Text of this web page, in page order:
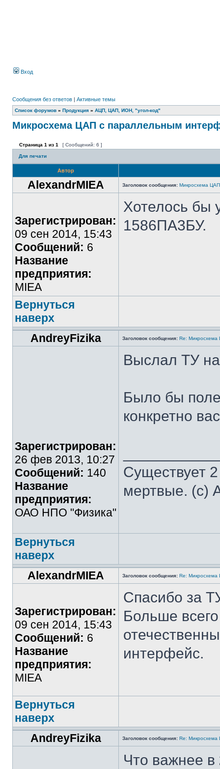
Вход
Сообщения без ответов | Активные темы
Список форумов » Продукция » АЦП, ЦАП, ИОН, "угол-код"
Микросхема ЦАП с параллельным
Страница 1 из 1 [ Сообщений: 6 ]
Для печати
Автор
AlexandrMIEA Заголовок сообщения: Микросхема
Зарегистрирован:
09 сен 2014, 15:43
Сообщений: 6
Название
предприятия:
MIEA
Хотелось бы
1586ПА3БУ.
Вернуться
наверх
AndreyFizika
Заголовок сообщения: Re:
Зарегистрирован:
26 фев 2013, 10:27
Сообщений: 140
Название
предприятия:
ОАО НПО "Физика"
Выслал ТУ
Было бы
конкретно
Существует
мертвые. (с)
Вернуться
наверх
AlexandrMIEA
Заголовок сообщения: Re:
Зарегистрирован:
09 сен 2014, 15:43
Сообщений: 6
Название
предприятия:
MIEA
Спасибо за
Больше
интерфейс.
Вернуться
наверх
AndreyFizika
Заголовок сообщения: Re:
Что важнее в